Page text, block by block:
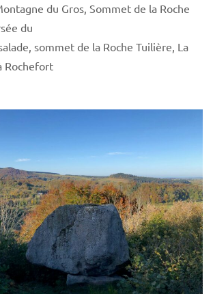
du Gros, Sommet de la Roche
du
sommet de la Roche Tuilière, La
Rochefort